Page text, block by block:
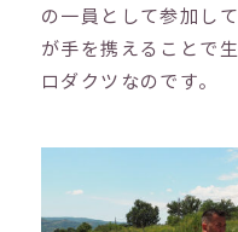
の一員として参加し
が手を携えることで
ロダクツなのです。